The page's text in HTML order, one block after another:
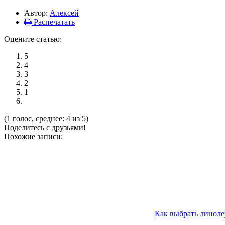
Автор: Алексей
Распечатать
Оцените статью:
5
4
3
2
1
(1 голос, среднее: 4 из 5)
Поделитесь с друзьями!
Похожие записи:
Как выбрать